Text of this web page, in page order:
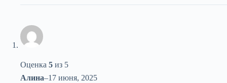
Оценка 5 из 5
Алина–17 июня, 2025